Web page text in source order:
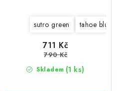
sutro green tahoe blue
Skladem (1 ks)
711 Kč
790 Kč